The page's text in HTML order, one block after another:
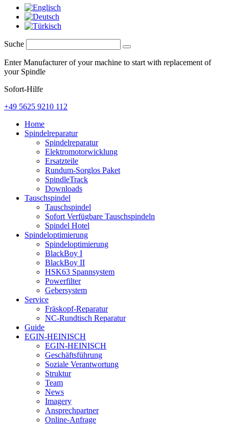
Suche
Enter Manufacturer of your machine to start with replacement of
your Spindle
Sofort-Hilfe
+49 5625 9210 112
Home
Spindelreparatur
Spindelreparatur
Elektromotorwicklung
Ersatzteile
Rundum-Sorglos Paket
SpindleTrack
Downloads
Tauschspindel
Tauschspindel
Sofort Verfügbare Tauschspindeln
Spindel Hotel
Spindeloptimierung
Spindeloptimierung
BlackBoy I
BlackBoy II
HSK63 Spannsystem
Powerfilter
Gebersystem
Service
Fräskopf-Reparatur
NC-Rundtisch Reparatur
Guide
EGIN-HEINISCH
EGIN-HEINISCH
Geschäftsführung
Soziale Verantwortung
Struktur
Team
News
Imagery
Ansprechpartner
Online-Anfrage